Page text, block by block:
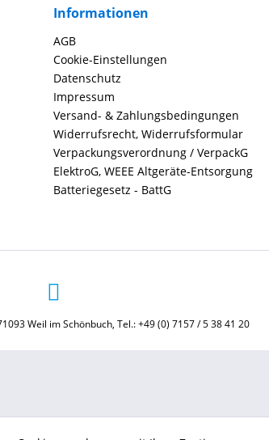
Informationen
AGB
Cookie-Einstellungen
Datenschutz
Impressum
Versand- & Zahlungsbedingungen
Widerrufsrecht, Widerrufsformular
Verpackungsverordnung / VerpackG
ElektroG, WEEE Altgeräte-Entsorgung
Batteriegesetz - BattG
Weil im Schönbuch, Tel.: +49 (0) 7157 / 5 38 41 20